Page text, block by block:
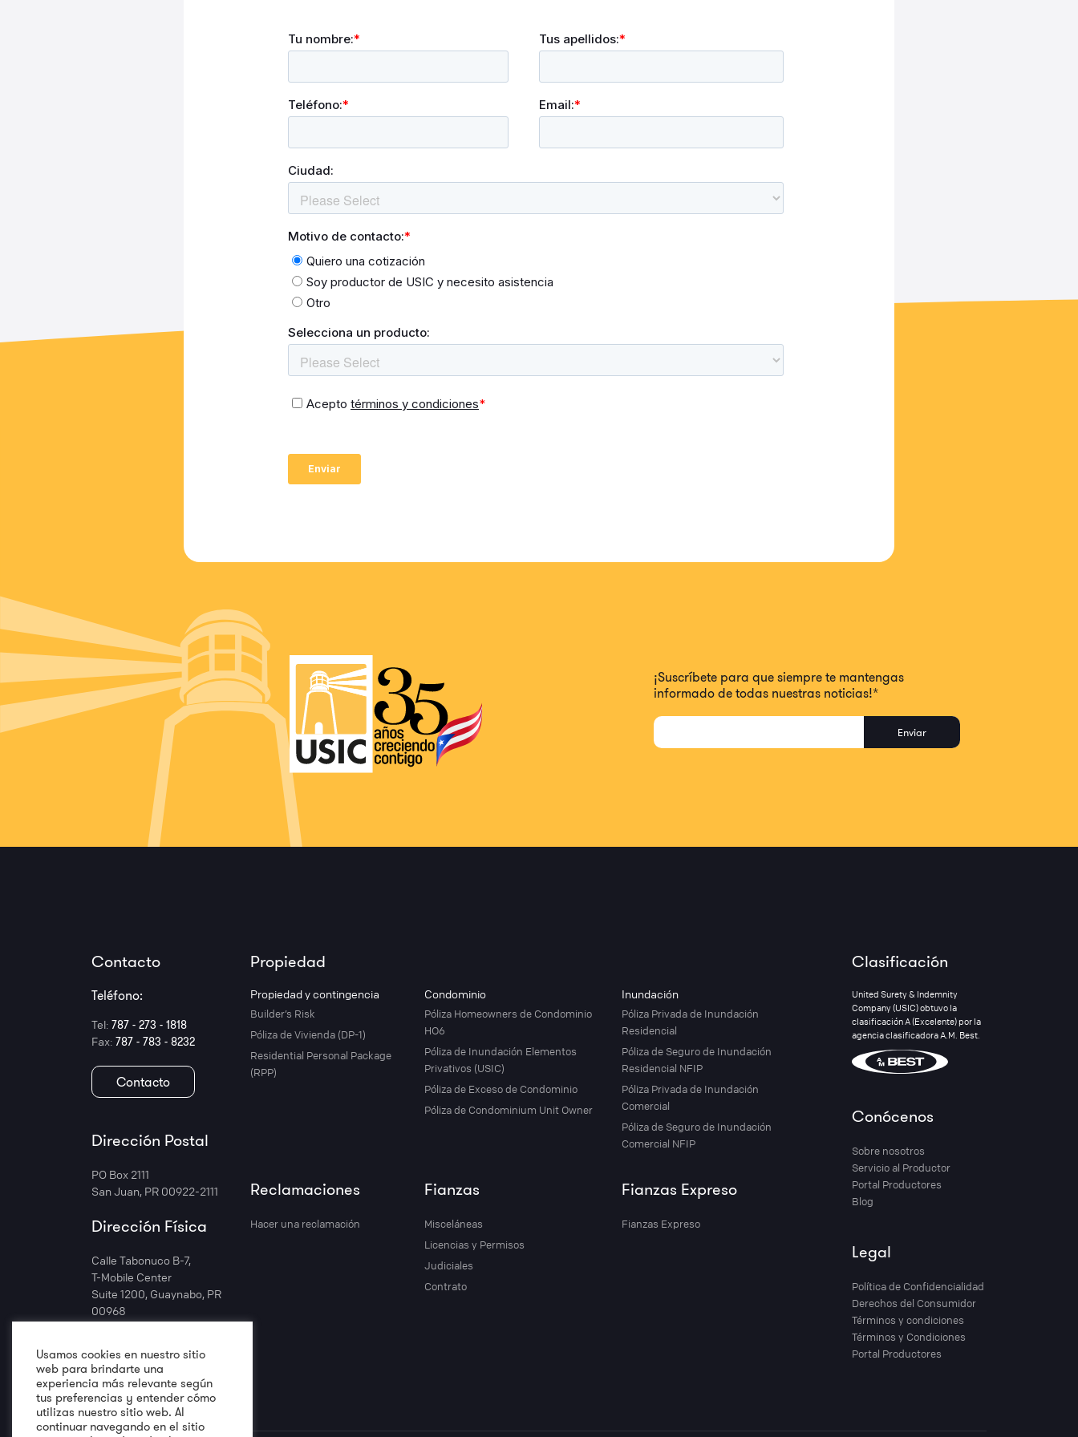
¡Suscríbete para que siempre te mantengas
informado de todas nuestras noticias!*
Contacto
Teléfono:
Tel: 787 - 273 - 1818
Fax: 787 - 783 - 8232
Contacto
Dirección Postal
PO Box 2111
San Juan, PR 00922-2111
Dirección Física
Calle Tabonuco B-7,
T-Mobile Center
Suite 1200, Guaynabo, PR
00968
Ver Mapa
Propiedad
Propiedad y contingencia
Builder’s Risk
Póliza de Vivienda (DP-1)
Residential Personal Package
(RPP)
Condominio
Póliza Homeowners de Condominio
HO6
Póliza de Inundación Elementos
Privativos (USIC)
Póliza de Exceso de Condominio
Póliza de Condominium Unit Owner
Inundación
Póliza Privada de Inundación
Residencial
Póliza de Seguro de Inundación
Residencial NFIP
Póliza Privada de Inundación
Comercial
Póliza de Seguro de Inundación
Comercial NFIP
Fianzas
Misceláneas
Licencias y Permisos
Judiciales
Contrato
Fianzas Expreso
Fianzas Expreso
Reclamaciones
Hacer una reclamación
Clasificación
United Surety & Indemnity
Company (USIC) obtuvo la
clasificación A (Excelente) por la
agencia clasificadora A.M. Best.
Conócenos
Sobre nosotros
Servicio al Productor
Portal Productores
Blog
Legal
Política de Confidencialidad
Derechos del Consumidor
Términos y condiciones
Términos y Condiciones
Portal Productores
Usamos cookies en nuestro sitio
web para brindarte una
experiencia más relevante según
tus preferencias y entender cómo
utilizas nuestro sitio web. Al
continuar navegando en el sitio